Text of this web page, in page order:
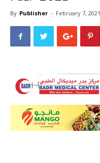
By Publisher - February 7, 2021